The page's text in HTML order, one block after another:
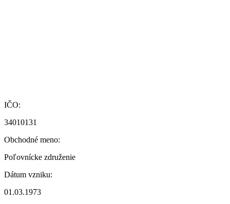
IČO:
34010131
Obchodné meno:
Poľovnícke združenie
Dátum vzniku:
01.03.1973